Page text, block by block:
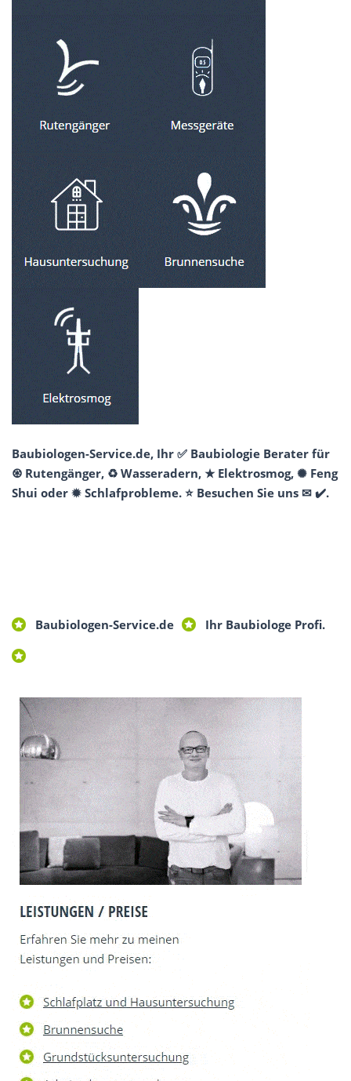
Baubiologen-Service.de, Ihr ✅ Baubiologie Berater für
♼ Rutengänger, ♻ Wasseradern, ★ Elektrosmog, ✺ Feng
Shui oder ✹ Schlafprobleme. ⭐ Besuchen Sie uns ✉ ✔️.
Baubiologen-Service.de Ihr Baubiologe Profi.